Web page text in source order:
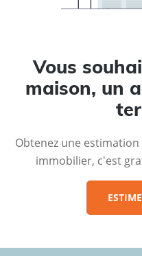
Vous
maison, un
Obtenez une
immobilier, c'est